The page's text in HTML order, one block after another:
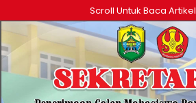
ke
konten
Scroll Untuk Baca Artikel